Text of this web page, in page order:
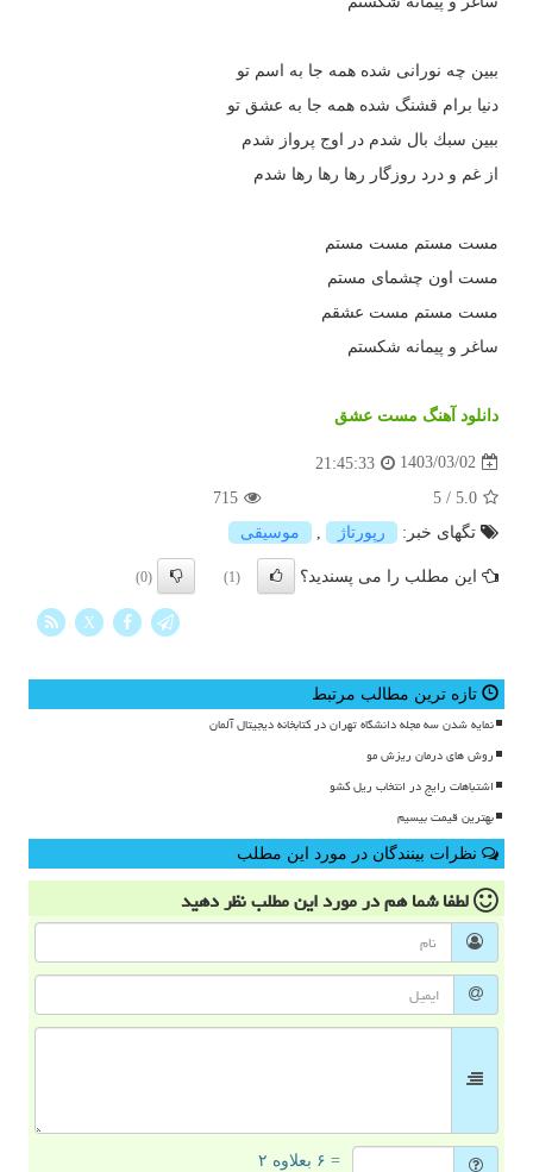
ببين چه نورانى شده همه جا به اسم تو
دنيا برام قشنگ شده همه جا به عشق تو
ببين سبك بال شدم در اوج پرواز شدم
از غم و درد روزگار رها رها رها شدم
مست مستم مست مستم
مست اون چشماى مستم
مست مستم مست عشقم
ساغر و پيمانه شكستم
دانلود آهنگ مست عشق
1403/03/02
21:45:33
5.0
/
5
715
تگهای خبر:
رپورتاژ , موسیقی
این مطلب را می پسندید؟ (1)
(0)
X
تازه ترین مطالب مرتبط
نمایه شدن سه مجله دانشگاه تهران در کتابخانه دیجیتال آلمان
روش های درمان ریزش مو
اشتباهات رایج در انتخاب ریل کشو
بهترین قیمت بیسیم
نظرات بینندگان در مورد این مطلب
لطفا شما همدر مورد این مطلبنظر دهید
= ۶ بعلاوه ۲